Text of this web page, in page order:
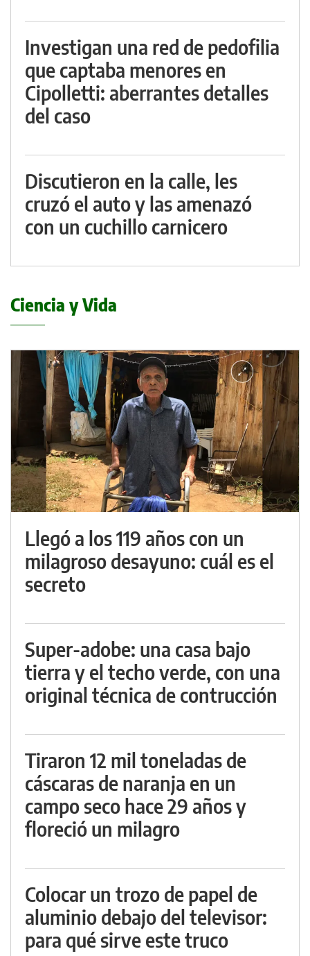
Investigan una red de pedofilia
que captaba menores en
Cipolletti: aberrantes detalles
del caso
Discutieron en la calle, les
cruzó el auto y las amenazó
con un cuchillo carnicero
Ciencia y Vida
Llegó a los 119 años con un
milagroso desayuno: cuál es el
secreto
Super-adobe: una casa bajo
tierra y el techo verde, con una
original técnica de contrucción
Tiraron 12 mil toneladas de
cáscaras de naranja en un
campo seco hace 29 años y
floreció un milagro
Colocar un trozo de papel de
aluminio debajo del televisor:
para qué sirve este truco